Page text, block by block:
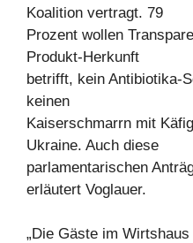
Koalition vertragt. 79
Prozent wollen
Produkt-Herkunft
betrifft, kein Antibiotika-
keinen
Kaiserschmarrn mit
Ukraine. Auch diese
parlamentarischen
erläutert Voglauer.
„Die Gäste im